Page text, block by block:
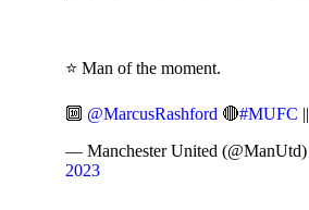
⭐️ Man of the moment.
🔟 @MarcusRashford 🔴#MUFC ||
— Manchester United (@ManUtd)
2023